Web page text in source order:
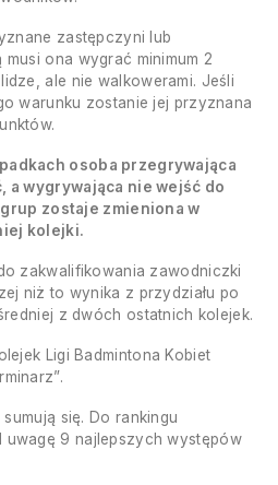
zastępczyni lub
ona wygrać minimum 2
ale nie walkowerami. Jeśli
warunku zostanie jej przyznana
osoba przegrywająca
a wygrywająca nie wejść do
zostaje zmieniona w
kolejki.
zakwalifikowania zawodniczki
niż to wynika z przydziału po
z dwóch ostatnich kolejek.
Ligi Badmintona Kobiet
się. Do rankingu
uwagę 9 najlepszych występów